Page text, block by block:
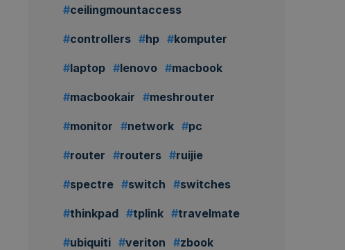
ceilingmountaccess
controllers hp komputer
laptop lenovo macbook
macbookair meshrouter
monitor network pc
router routers ruijie
spectre switch switches
thinkpad tplink travelmate
ubiquiti veriton zbook